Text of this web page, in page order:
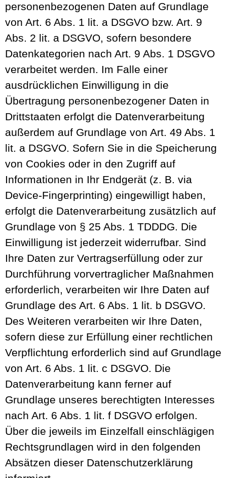
personenbezogenen Daten auf Grundlage
von Art. 6 Abs. 1 lit. a DSGVO bzw. Art. 9
Abs. 2 lit. a DSGVO, sofern besondere
Datenkategorien nach Art. 9 Abs. 1 DSGVO
verarbeitet werden. Im Falle einer
ausdrücklichen Einwilligung in die
Übertragung personenbezogener Daten in
Drittstaaten erfolgt die Datenverarbeitung
außerdem auf Grundlage von Art. 49 Abs. 1
lit. a DSGVO. Sofern Sie in die Speicherung
von Cookies oder in den Zugriff auf
Informationen in Ihr Endgerät (z. B. via
Device-Fingerprinting) eingewilligt haben,
erfolgt die Datenverarbeitung zusätzlich auf
Grundlage von § 25 Abs. 1 TDDDG. Die
Einwilligung ist jederzeit widerrufbar. Sind
Ihre Daten zur Vertragserfüllung oder zur
Durchführung vorvertraglicher Maßnahmen
erforderlich, verarbeiten wir Ihre Daten auf
Grundlage des Art. 6 Abs. 1 lit. b DSGVO.
Des Weiteren verarbeiten wir Ihre Daten,
sofern diese zur Erfüllung einer rechtlichen
Verpflichtung erforderlich sind auf Grundlage
von Art. 6 Abs. 1 lit. c DSGVO. Die
Datenverarbeitung kann ferner auf
Grundlage unseres berechtigten Interesses
nach Art. 6 Abs. 1 lit. f DSGVO erfolgen.
Über die jeweils im Einzelfall einschlägigen
Rechtsgrundlagen wird in den folgenden
Absätzen dieser Datenschutzerklärung